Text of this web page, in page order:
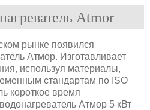
Atmor
рынке появился
Атмор. Изготавливает
используя материалы,
стандартам по ISO
короткое время
Атмор 5 кВт